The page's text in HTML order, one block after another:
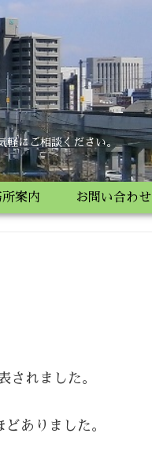
軽にご相談ください。
案内 お問い合わせ
されました。
ありました。